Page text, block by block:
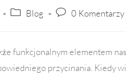
Post Blog
Post0 Komentarzy
funkcjonalnym elementem
przycinania. Kiedy